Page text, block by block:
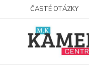
ČASTÉ OTÁZKY